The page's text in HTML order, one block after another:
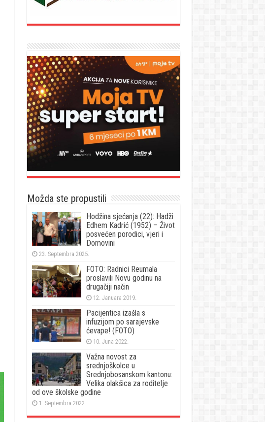
Možda ste propustili
Hodžina sjećanja (22): Hadži
Edhem Kadrić (1952) – Život
posvećen porodici, vjeri i
Domovini
23. Septembra 2025.
FOTO: Radnici Reumala
proslavili Novu godinu na
drugačiji način
12. Januara 2019.
Pacijentica izašla s
infuzijom po sarajevske
ćevape! (FOTO)
10. Juna 2022.
Važna novost za
srednjoškolce u
Srednjobosanskom kantonu:
Velika olakšica za roditelje
od ove školske godine
1. Septembra 2022.